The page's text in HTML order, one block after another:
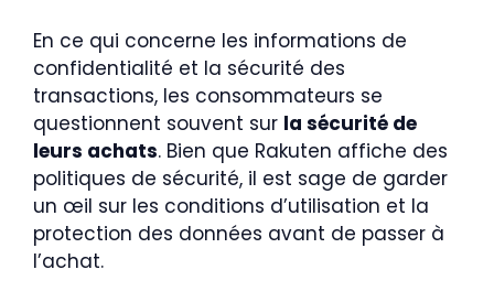
En ce qui concerne les informations de
confidentialité et la sécurité des
transactions, les consommateurs se
questionnent souvent sur la sécurité de
leurs achats. Bien que Rakuten affiche des
politiques de sécurité, il est sage de garder
un œil sur les conditions d’utilisation et la
protection des données avant de passer à
l’achat.